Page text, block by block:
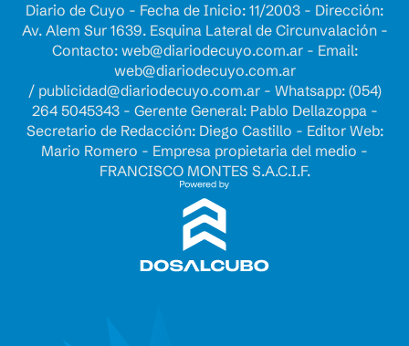
Diario de Cuyo - Fecha de Inicio: 11/2003 - Dirección:
Av. Alem Sur 1639. Esquina Lateral de Circunvalación -
Contacto: web@diariodecuyo.com.ar- Email:
web@diariodecuyo.com.ar
/ publicidad@diariodecuyo.com.ar- Whatsapp: (054)
264 5045343 - Gerente General: Pablo Dellazoppa -
Secretario de Redacción: Diego Castillo - Editor Web:
Mario Romero - Empresa propietaria del medio -
FRANCISCO MONTES S.A.C.I.F.